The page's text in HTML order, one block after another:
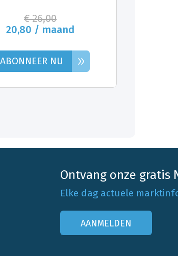
€ 26,00
20,80 / maand
ABONNEER NU »
Ontvang onze gratis
Elke dag actuele
AANMELDEN